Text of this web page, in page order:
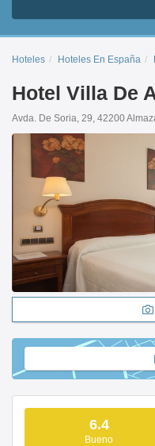
Hoteles Hoteles En España
Hotel Villa De
Avda. De Soria, 29, 42200
6.4
Bueno